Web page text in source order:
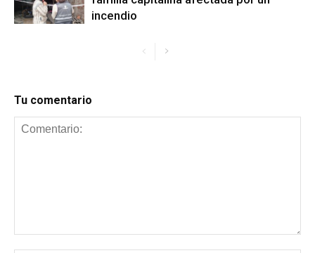
incendio
Tu comentario